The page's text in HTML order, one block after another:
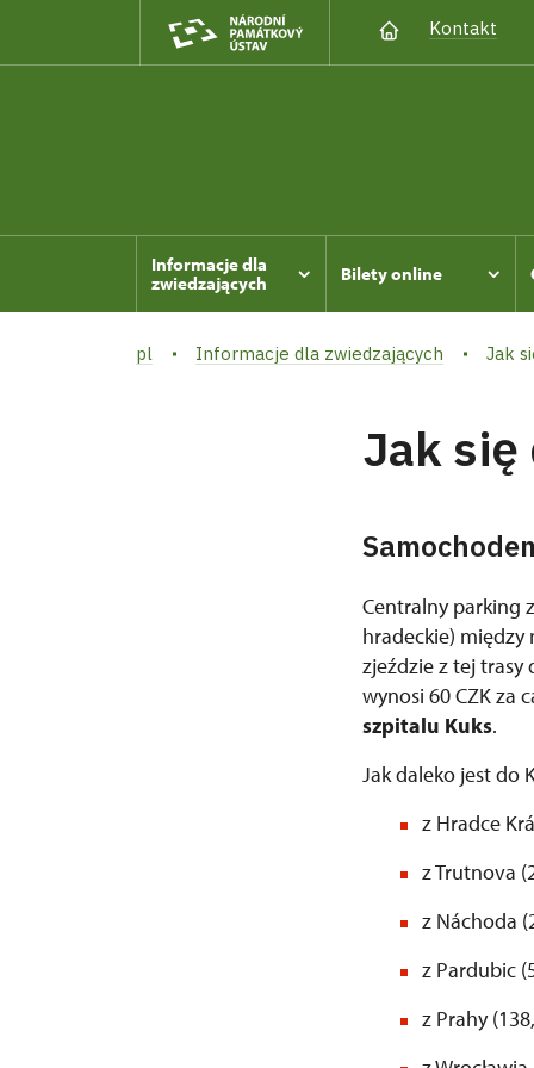
Kontakt
Informacje dla
zwiedzających
Bilety online
pl Informacje dla zwiedzających Jak
Jak się
Centralny parking
hradeckie) między
zjeździe z tej trasy
wynosi 60 CZK za
szpitalu Kuks.
Jak daleko jest do
z Hradce
z Trutnova
z Náchoda
z Pardubic
z Prahy